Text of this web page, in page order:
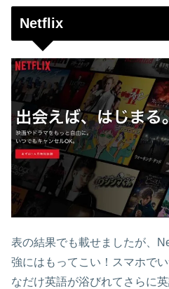
Netflix
表の結果でも載せましたが、
強にはもってこい！スマホで
なだけ英語が浴びれてさらに